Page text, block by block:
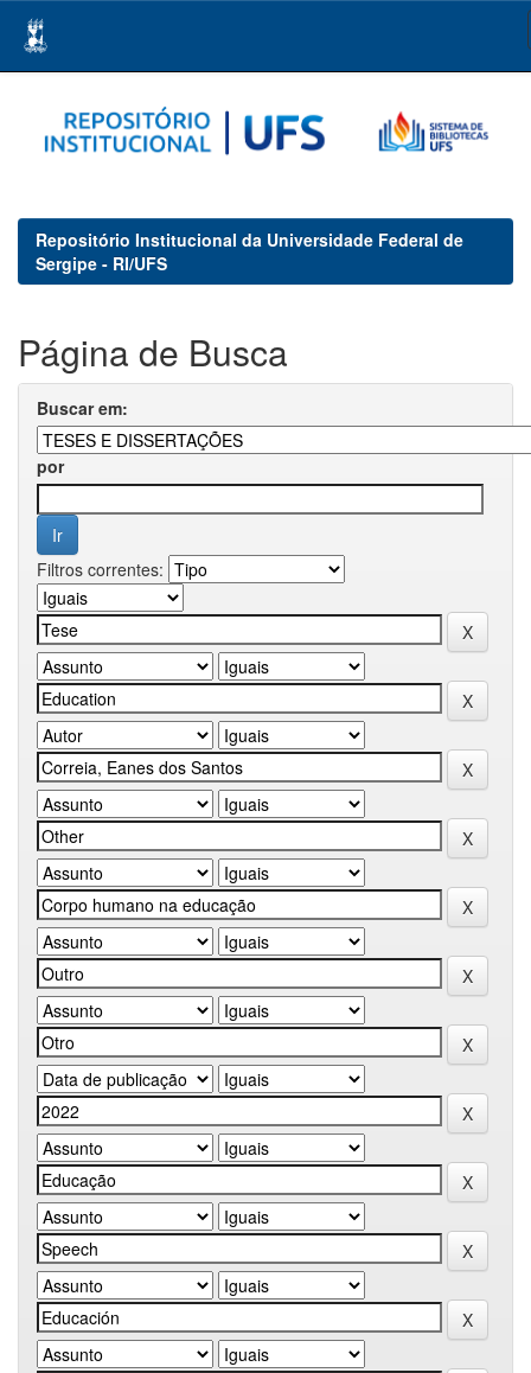
navigation
Repositório Institucional da Universidade Federal de
Sergipe - RI/UFS
Página de Busca
Buscar em:
por
Filtros correntes: